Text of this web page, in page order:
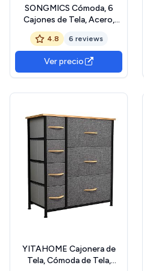
SONGMICS Cómoda, 6
Cajones de Tela, Acero,
MDF, Tela no Tejida, para
Dormitorio, Armario, Pasillo,
Salón, Blanco Nube y
Blanco Nieve LGS123WH01
4.8 6 reviews
Ver precio
YITAHOME Cajonera de
Tela, Cómoda de Tela,